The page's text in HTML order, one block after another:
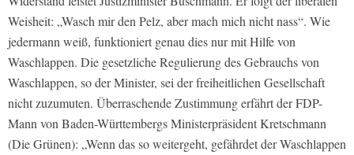
Weisheit: „Wasch mir den Pelz, aber mach mich nicht nass“. Wie
jedermann weiß, funktioniert genau dies nur mit Hilfe von
Waschlappen. Die gesetzliche Regulierung des Gebrauchs von
Waschlappen, so der Minister, sei der freiheitlichen Gesellschaft
nicht zuzumuten. Überraschende Zustimmung erfährt der FDP-
Mann von Baden-Württembergs Ministerpräsident Kretschmann
(Die Grünen): „Wenn das so weitergeht, gefährdet der Waschlappen